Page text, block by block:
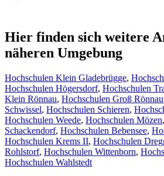
Hier finden sich weitere
näheren Umgebung
Hochschulen Klein Gladebrügge,
Hochschulen Högersdorf, Hochschulen
Klein Rönnau, Hochschulen Groß Rönnau
Schwissel, Hochschulen Schieren,
Hochschulen Weede, Hochschulen Mözen,
Schackendorf, Hochschulen Bebensee,
Hochschulen Krems II, Hochschulen
Rohlstorf, Hochschulen Wittenborn,
Hochschulen Wahlstedt